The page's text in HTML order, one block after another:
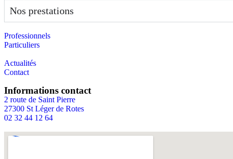
Nos prestations
Professionnels
Particuliers
Actualités
Contact
Informations contact
2 route de Saint Pierre
27300 St Léger de Rotes
02 32 44 12 64